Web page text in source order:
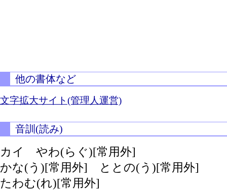
他の書体など
文字拡大サイト(管理人運営)
音訓(読み)
カイ やわ(らぐ)[常用外]
かな(う)[常用外]
ととの(う)[常用外]
たわむ(れ)[常用外]